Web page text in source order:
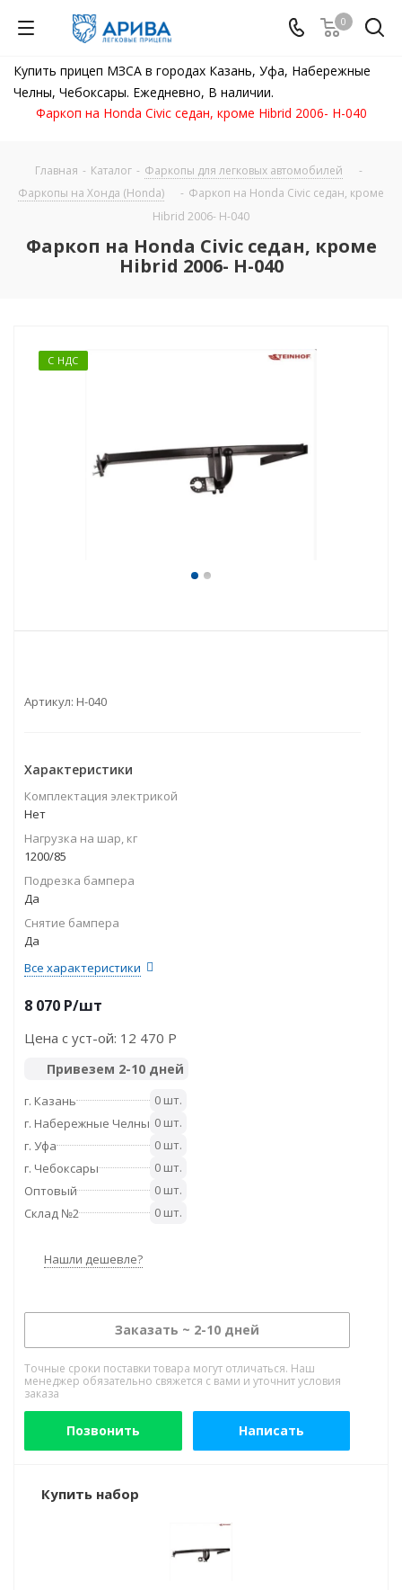
0
Купить прицеп МЗСА в городах Казань, Уфа, Набережные
Челны, Чебоксары. Ежедневно, В наличии.
Фаркоп на Honda Civic седан, кроме Hibrid 2006- H-040
Главная - Каталог - Фаркопы для легковых автомобилей
-
Фаркопы на Хонда (Honda)
- Фаркоп на Honda Civic седан, кроме
Hibrid 2006- H-040
Фаркоп на Honda Civic седан, кроме
Hibrid 2006- H-040
С НДС
Артикул: H-040
Характеристики
Комплектация электрикой
Нет
Нагрузка на шар, кг
1200/85
Подрезка бампера
Да
Снятие бампера
Да
Все характеристики
8 070 P/шт
Цена с уст-ой: 12 470 P
Привезем 2-10 дней
г. Казань
0 шт.
г. Набережные Челны 0 шт.
г. Уфа
0 шт.
г. Чебоксары
0 шт.
Оптовый
0 шт.
Склад №2
0 шт.
Нашли дешевле?
Заказать ~ 2-10 дней
Точные сроки поставки товара могут отличаться. Наш
менеджер обязательно свяжется с вами и уточнит условия
заказа
Позвонить Написать
Купить набор